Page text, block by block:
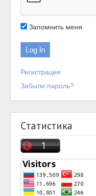
Запомнить меня
Регистрация
Забыли пароль?
Статистика